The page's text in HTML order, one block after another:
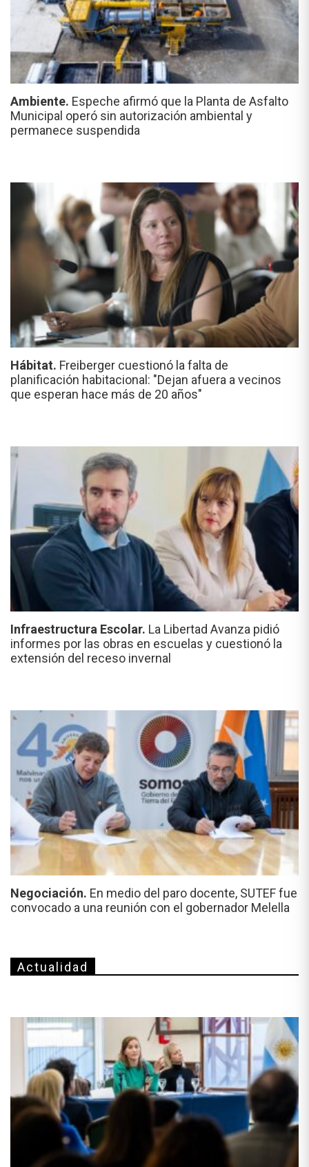
Ambiente. Espeche afirmó que la Planta de Asfalto
Municipal operó sin autorización ambiental y
permanece suspendida
Hábitat. Freiberger cuestionó la falta de
planificación habitacional: "Dejan afuera a vecinos
que esperan hace más de 20 años"
Infraestructura Escolar. La Libertad Avanza pidió
informes por las obras en escuelas y cuestionó la
extensión del receso invernal
Negociación. En medio del paro docente, SUTEF fue
convocado a una reunión con el gobernador Melella
Actualidad